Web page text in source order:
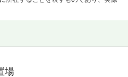
場